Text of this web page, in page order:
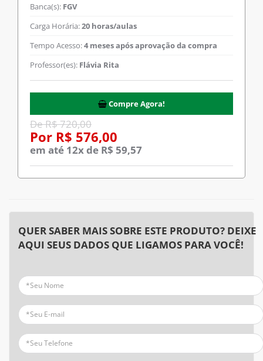
Banca(s): FGV
Carga Horária:20 horas/aulas
Tempo Acesso:4 meses após aprovação da compra
Professor(es): Flávia Rita
Compre Agora!
De R$ 720,00
Por R$ 576,00
em até 12x de R$ 59,57
QUER SABER MAIS SOBRE ESTE PRODUTO? DEIXE
AQUI SEUS DADOS QUE LIGAMOS PARA VOCÊ!